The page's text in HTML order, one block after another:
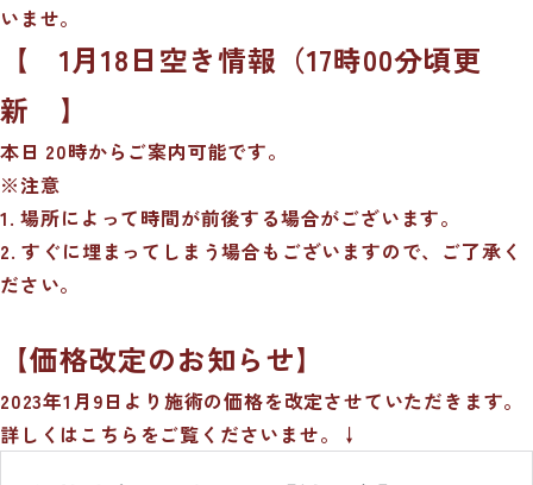
いませ。
【 1月18日空き情報（17時00分頃更
新 】
本日 20時からご案内可能です。
※注意
1. 場所によって時間が前後する場合がございます。
2. すぐに埋まってしまう場合もございますので、ご了承く
ださい。
【価格改定のお知らせ】
2023年1月9日より施術の価格を改定させていただきます。
詳しくはこちらをご覧くださいませ。↓